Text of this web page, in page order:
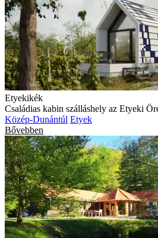
Etyekikék
Családias kabin szálláshely az Etyeki
Közép-Dunántúl Etyek
Bővebben